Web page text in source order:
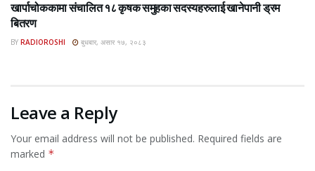
खार्पाचोककामा संचालित १८ कृषक समुहका सदस्यहरुलाई खानेपानी ड्रम
बितरण
BY RADIOROSHI बुधबार, असार १७, २०८३
Leave a Reply
Your email address will not be published. Required fields are
marked *